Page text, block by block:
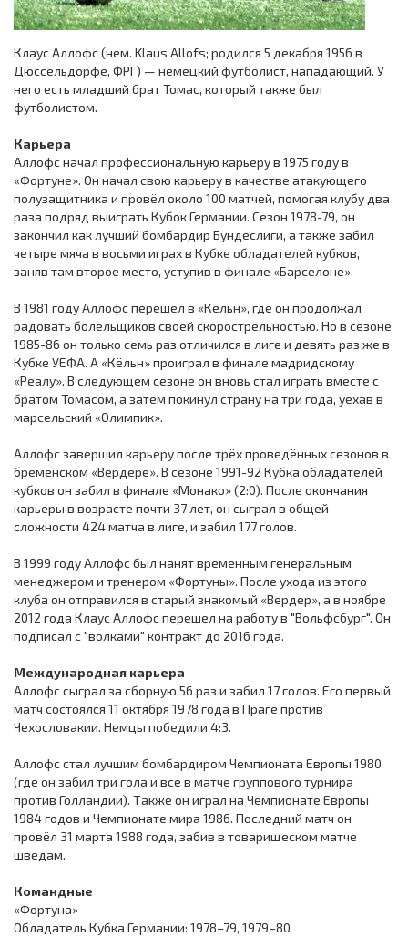
Клаус Аллофс (нем. Klaus Allofs; родился 5 декабря 1956 в
Дюссельдорфе, ФРГ) — немецкий футболист, нападающий. У
него есть младший брат Томас, который также был
футболистом.
Карьера
Аллофс начал профессиональную карьеру в 1975 году в
«Фортуне». Он начал свою карьеру в качестве атакующего
полузащитника и провёл около 100 матчей, помогая клубу два
раза подряд выиграть Кубок Германии. Сезон 1978-79, он
закончил как лучший бомбардир Бундеслиги, а также забил
четыре мяча в восьми играх в Кубке обладателей кубков,
заняв там второе место, уступив в финале «Барселоне».
В 1981 году Аллофс перешёл в «Кёльн», где он продолжал
радовать болельщиков своей скорострельностью. Но в сезоне
1985-86 он только семь раз отличился в лиге и девять раз же в
Кубке УЕФА. А «Кёльн» проиграл в финале мадридскому
«Реалу». В следующем сезоне он вновь стал играть вместе с
братом Томасом, а затем покинул страну на три года, уехав в
марсельский «Олимпик».
Аллофс завершил карьеру после трёх проведённых сезонов в
бременском «Вердере». В сезоне 1991-92 Кубка обладателей
кубков он забил в финале «Монако» (2:0). После окончания
карьеры в возрасте почти 37 лет, он сыграл в общей
сложности 424 матча в лиге, и забил 177 голов.
В 1999 году Аллофс был нанят временным генеральным
менеджером и тренером «Фортуны». После ухода из этого
клуба он отправился в старый знакомый «Вердер», а в ноябре
2012 года Клаус Аллофс перешел на работу в "Вольфсбург". Он
подписал с "волками" контракт до 2016 года.
Международная карьера
Аллофс сыграл за сборную 56 раз и забил 17 голов. Его первый
матч состоялся 11 октября 1978 года в Праге против
Чехословакии. Немцы победили 4:3.
Аллофс стал лучшим бомбардиром Чемпионата Европы 1980
(где он забил три гола и все в матче группового турнира
против Голландии). Также он играл на Чемпионате Европы
1984 годов и Чемпионате мира 1986. Последний матч он
провёл 31 марта 1988 года, забив в товарищеском матче
шведам.
Командные
«Фортуна»
Обладатель Кубка Германии: 1978–79, 1979–80